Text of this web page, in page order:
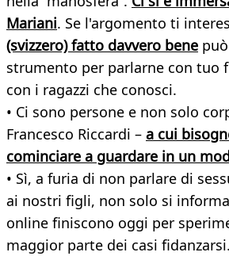
Mariani. Se l'argomento ti
(svizzero) fatto davvero bene
strumento per parlarne con tuo
con i ragazzi che conosci.
• Ci sono persone e non solo
Francesco Riccardi – a cui
cominciare a guardare in un
• Sì, a furia di non parlare di
ai nostri figli, non solo si
online finiscono oggi per
maggior parte dei casi fidanzarsi.